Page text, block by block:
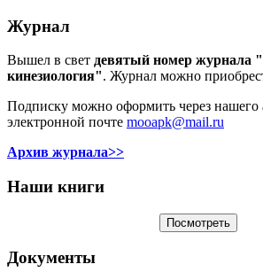
Журнал
Вышел в свет девятый номер журнала
кинезиология". Журнал можно
Подписку можно оформить через нашего
электронной почте mooapk@mail.ru
Архив журнала>>
Наши книги
Документы